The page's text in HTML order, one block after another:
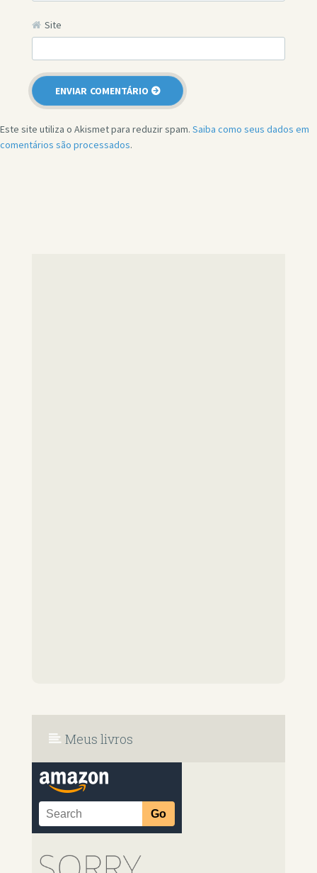
Site
Este site utiliza o Akismet para reduzir spam. Saiba como seus dados em
comentários são processados.
Meus livros